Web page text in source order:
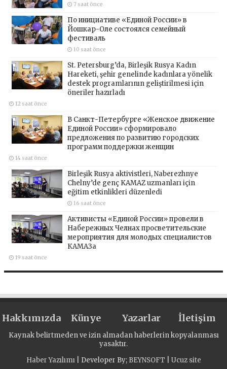
7 saat önce
По инициативе «Единой России» в
Йошкар-Оле состоялся семейный
фестиваль
10 saat önce
St. Petersburg’da, Birleşik Rusya Kadın
Hareketi, şehir genelinde kadınlara yönelik
destek programlarının geliştirilmesi için
öneriler hazırladı
12 saat önce
В Санкт-Петербурге «Женское движение
Единой России» сформировало
предложения по развитию городских
программ поддержки женщин
14 saat önce
Birleşik Rusya aktivistleri, Naberezhnye
Chelny’de genç KAMAZ uzmanları için
eğitim etkinlikleri düzenledi
16 saat önce
Активисты «Единой России» провели в
Набережных Челнах просветительские
мероприятия для молодых специалистов
КАМАЗа
19 saat önce
Hakkımızda Künye Yazarlar İletişim
Kaynak belirtmeden ve izin almadan haberlerin kopyalanması
yasaktır.
Haber Yazılımı| Developer By; BEYNSOFT Ucuz site